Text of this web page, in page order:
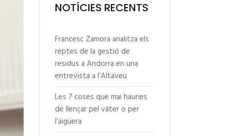
NOTÍCIES RECENTS
Francesc Zamora analitza els
reptes de la gestió de
residus a Andorra en una
entrevista a l’Altaveu
Les 7 coses que mai hauries
de llençar pel vàter o per
l’aigüera